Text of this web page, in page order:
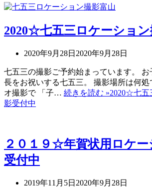
2020☆七五三ロケーション
2020年9月28日 2020年9月28日
七五三の撮影ご予約始まっています。
長をお祝いする七五三。 撮影場所は何
オ撮影で 「子… 続きを読む »2020☆七五
影受付中
２０１９☆年賀状用ロケ
受付中
2019年11月5日 2020年9月28日